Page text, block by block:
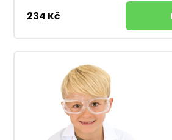
234 Kč